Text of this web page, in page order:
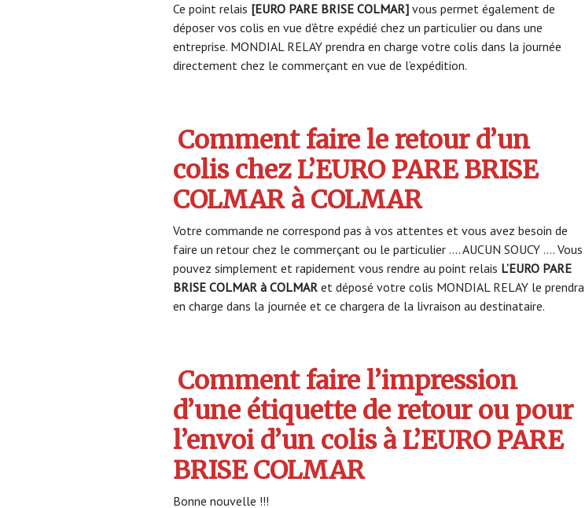
Ce point relais [EURO PARE BRISE COLMAR] vous permet également de
déposer vos colis en vue d’être expédié chez un particulier ou dans une
entreprise. MONDIAL RELAY prendra en charge votre colis dans la journée
directement chez le commerçant en vue de l’expédition.
Comment faire le retour d’un
colis chez L’EURO PARE BRISE
COLMAR à COLMAR
Votre commande ne correspond pas à vos attentes et vous avez besoin de
faire un retour chez le commerçant ou le particulier …. AUCUN SOUCY …. Vous
pouvez simplement et rapidement vous rendre au point relais L’EURO PARE
BRISE COLMAR à COLMAR et déposé votre colis MONDIAL RELAY le prendra
en charge dans la journée et ce chargera de la livraison au destinataire.
Comment faire l’impression
d’une étiquette de retour ou pour
l’envoi d’un colis à L’EURO PARE
BRISE COLMAR
Bonne nouvelle !!!